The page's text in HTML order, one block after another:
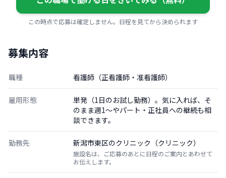
この時点で応募は確定しません。日程を見てから決められます
募集内容
職種 看護師（正看護師・准看護師）
雇用形態
単発（1日のお試し勤務）。気に入れば、そ
のまま週1〜やパート・正社員への継続も相
談できます。
勤務先 新潟市東区のクリニック（クリニック）
施設名は、ご応募のあとに日程のご案内とあわせて
お伝えします。